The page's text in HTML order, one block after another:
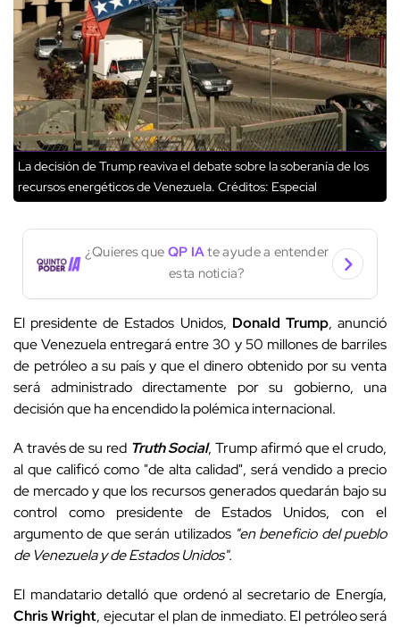
La decisión de Trump reaviva el debate sobre la soberanía de los
recursos energéticos de Venezuela. Créditos: Especial
¿Quieres que QP IAte ayude a entender
esta noticia?
El presidente de Estados Unidos, Donald Trump, anunció
que Venezuela entregará entre 30 y 50 millones de barriles
de petróleo a su país y que el dinero obtenido por su venta
será administrado directamente por su gobierno, una
decisión que ha encendido la polémica internacional.
A través de su red Truth Social, Trump afirmó que el crudo,
al que calificó como "de alta calidad", será vendido a precio
de mercado y que los recursos generados quedarán bajo su
control como presidente de Estados Unidos, con el
argumento de que serán utilizados "en beneficio del pueblo
de Venezuela y de Estados Unidos".
El mandatario detalló que ordenó al secretario de Energía,
Chris Wright, ejecutar el plan de inmediato. El petróleo será